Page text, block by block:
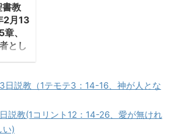
ちや律法学者はイエスを
始めている記事から始ま
る。 －マルコ14:1-2「過
教
2月13
、
とし
き方
ただ
して
ト者
日説教（1テモテ3：14-16、神が人とな
説教(1コリント12：14-26、愛が無けれ
い)